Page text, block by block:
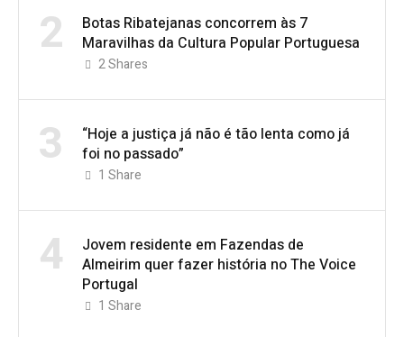
2
Botas Ribatejanas concorrem às 7
Maravilhas da Cultura Popular Portuguesa
2Shares
3
“Hoje a justiça já não é tão lenta como já
foi no passado”
1 Share
4
Jovem residente em Fazendas de
Almeirim quer fazer história no The Voice
Portugal
1 Share